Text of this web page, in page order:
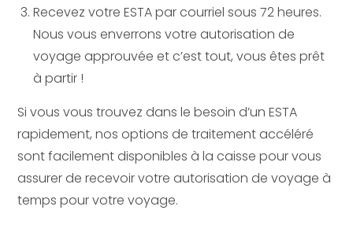
Recevez votre ESTA par courriel sous 72 heures.
Nous vous enverrons votre autorisation de
voyage approuvée et c’est tout, vous êtes prêt
à partir !
Si vous vous trouvez dans le besoin d’un ESTA
rapidement, nos options de traitement accéléré
sont facilement disponibles à la caisse pour vous
assurer de recevoir votre autorisation de voyage à
temps pour votre voyage.